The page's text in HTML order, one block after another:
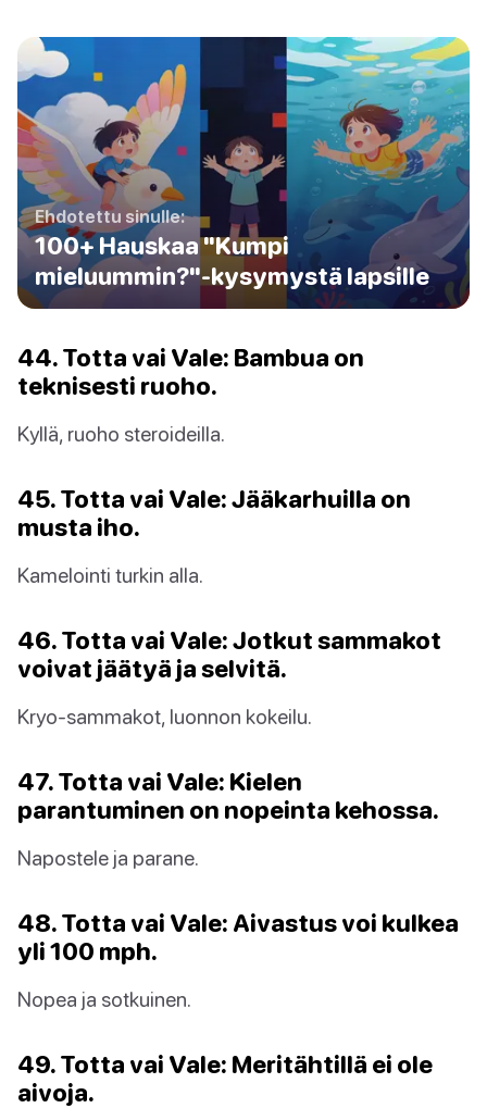
Ehdotettu sinulle:
100+ Hauskaa "Kumpi
mieluummin?"-kysymystä lapsille
44. Totta vai Vale: Bambua on
teknisesti ruoho.
Kyllä, ruoho steroideilla.
45. Totta vai Vale: Jääkarhuilla on
musta iho.
Kamelointi turkin alla.
46. Totta vai Vale: Jotkut sammakot
voivat jäätyä ja selvitä.
Kryo-sammakot, luonnon kokeilu.
47. Totta vai Vale: Kielen
parantuminen on nopeinta kehossa.
Napostele ja parane.
48. Totta vai Vale: Aivastus voi kulkea
yli 100 mph.
Nopea ja sotkuinen.
49. Totta vai Vale: Meritähtillä ei ole
aivoja.